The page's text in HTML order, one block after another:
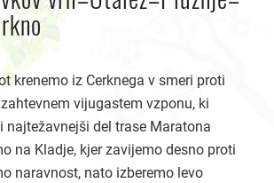
krenemo iz Cerknega v smeri proti
vijugastem vzponu, ki
najtežavnejši del trase Maratona
na Kladje, kjer zavijemo desno proti
naravnost, nato izberemo levo